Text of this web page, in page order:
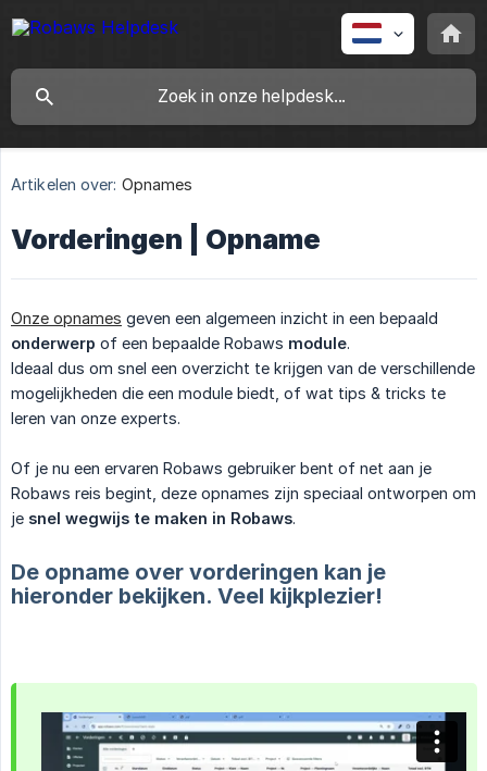
Artikelen over: Opnames
Vorderingen | Opname
Onze opnames geven een algemeen inzicht in een bepaald
onderwerp of een bepaalde Robaws module.
Ideaal dus om snel een overzicht te krijgen van de verschillende
mogelijkheden die een module biedt, of wat tips & tricks te
leren van onze experts.
Of je nu een ervaren Robaws gebruiker bent of net aan je
Robaws reis begint, deze opnames zijn speciaal ontworpen om
je snel wegwijs te maken in Robaws.
De opname over vorderingen kan je
hieronder bekijken. Veel kijkplezier!